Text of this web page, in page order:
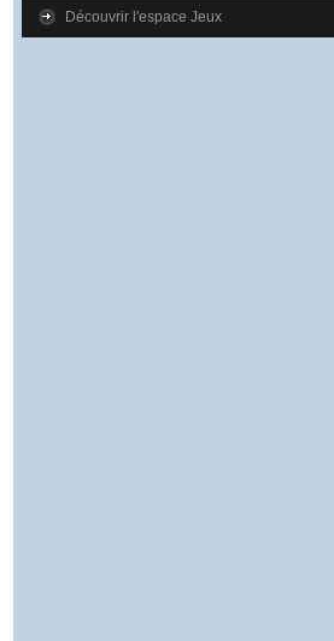
Découvrir l'espace Jeux